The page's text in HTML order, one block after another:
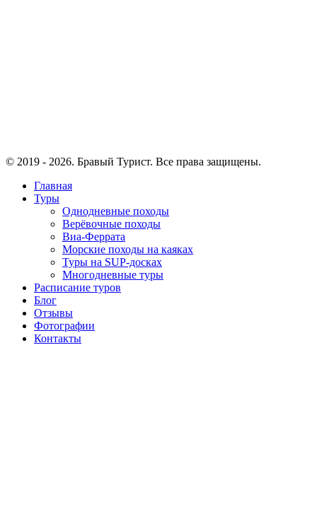
© 2019 - 2026. Бравый Турист. Все права защищены.
Главная
Туры
Однодневные походы
Верёвочные походы
Виа-Феррата
Морские походы на каяках
Туры на SUP-досках
Многодневные туры
Расписание туров
Блог
Отзывы
Фотографии
Контакты